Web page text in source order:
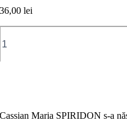
36,00lei
Cassian Maria SPIRIDON s-a